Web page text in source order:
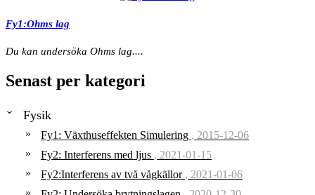
Fy1:Ohms lag
Du kan undersöka Ohms lag....
Senast per kategori
Fysik
Fy1: Växthuseffekten Simulering , 2015-12-06
Fy2: Interferens med ljus , 2021-01-15
Fy2:Interferens av två vågkällor , 2021-01-06